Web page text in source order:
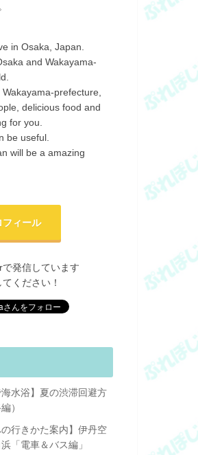
in Osaka, Japan.
and Wakayama-
prefecture,
delicious food and
for you.
be useful.
will be a amazing
フィール
発信しています
ください！
海水浴】夏の渋滞回避方
）
の行きかた案内】伊丹空
「電車＆バス編」